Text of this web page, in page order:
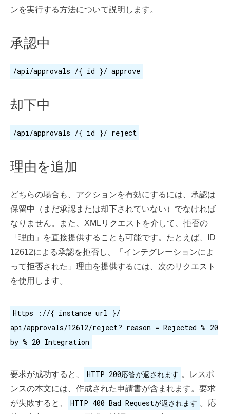
ンを実行する方法について説明します。
承認中
/api/approvals /{ id }/ approve
却下中
/api/approvals /{ id }/ reject
理由を追加
どちらの場合も、アクションを有効にするには、承認は
保留中（まだ承認または却下されていない）でなければ
なりません。また、XMLリクエストを介して、拒否の
「理由」を直接提供することも可能です。たとえば、ID
12612による承認を拒否し、「インテグレーションによ
って拒否された」理由を提供するには、次のリクエスト
を使用します。
Https ://{ instance url }/
api/approvals/12612/reject? reason = Rejected % 20
by % 20 Integration
要求が成功すると、 HTTP 200応答が返されます 。レスポ
ンスの本文には、作成された申請書が含まれます。要求
が失敗すると、
HTTP 400 Bad Requestが返されます 。応